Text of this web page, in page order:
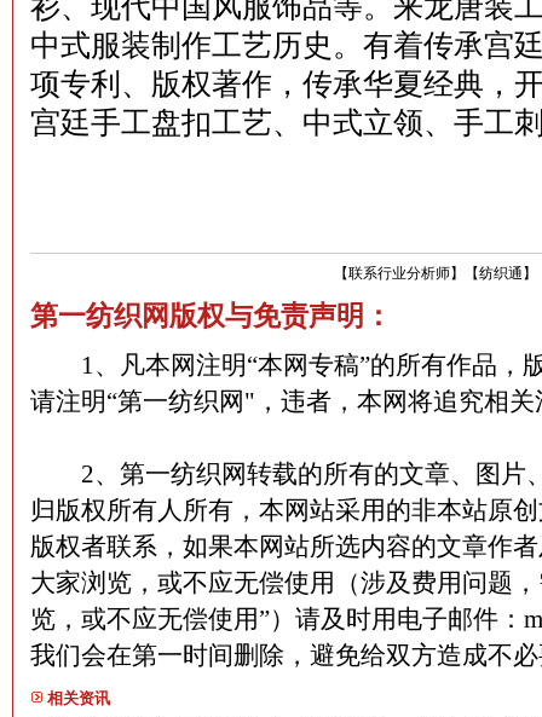
衫、现代中国风服饰品等。来龙唐装
中式服装制作工艺历史。有着传承宫
项专利、版权著作，传承华夏经典，
宫廷手工盘扣工艺、中式立领、手工
【纺织通 】
【联系行业分析师】
第一纺织网版权与免责声明：
1、凡本网注明“本网专稿”的所有作品，
请注明“第一纺织网"，违者，本网将追究相
2、第一纺织网转载的所有的文章、图片
归版权所有人所有，本网站采用的非本站原
版权者联系，如果本网站所选内容的文章作
大家浏览，或不应无偿使用（涉及费用问题
览，或不应无偿使用”）请及时用电子邮件：
我们会在第一时间删除，避免给双方造成不
相关资讯